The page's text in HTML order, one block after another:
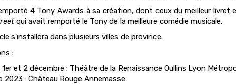
4 Tony Awards à sa création, dont ceux du meilleur livret
qui avait remporté le Tony de la meilleure comédie musicale.
s'installera dans plusieurs villes de province.
:
et 2 décembre : Théâtre de la Renaissance Oullins Lyon
2023 : Château Rouge Annemasse